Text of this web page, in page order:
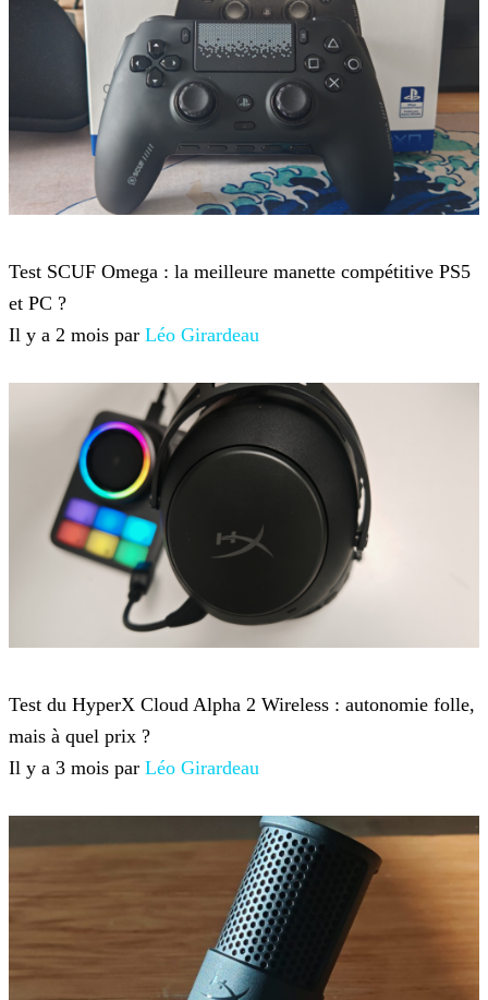
Test SCUF Omega : la meilleure manette compétitive PS5
et PC ?
Il y a 2 mois par Léo Girardeau
Test du HyperX Cloud Alpha 2 Wireless : autonomie folle,
mais à quel prix ?
Il y a 3 mois par Léo Girardeau